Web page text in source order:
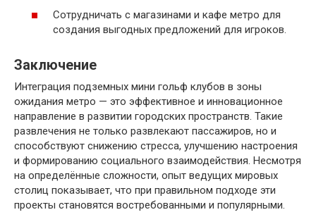
Сотрудничать с магазинами и кафе метро для
создания выгодных предложений для игроков.
Заключение
Интеграция подземных мини гольф клубов в зоны
ожидания метро — это эффективное и инновационное
направление в развитии городских пространств. Такие
развлечения не только развлекают пассажиров, но и
способствуют снижению стресса, улучшению настроения
и формированию социального взаимодействия. Несмотря
на определённые сложности, опыт ведущих мировых
столиц показывает, что при правильном подходе эти
проекты становятся востребованными и популярными.